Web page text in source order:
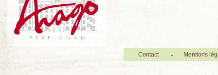
Contact Mentions